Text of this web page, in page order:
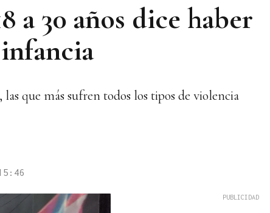
a 30 años dice haber
que más sufren todos los tipos de violencia